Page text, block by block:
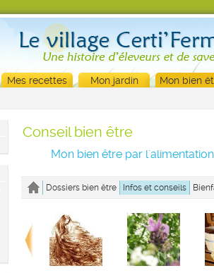
Mes recettes Mon jardin Mon bien
Conseil bien être
Mon bien être par l'alimentation
Dossiers bien être Infos et conseils